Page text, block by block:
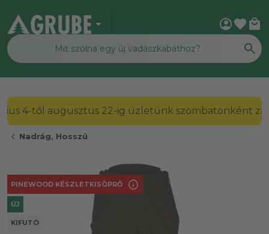
arrow_drop_down account_circlefavorite local_mall
2026. július 4-től augusztus 22-ig üzletünk
chevron_left Nadrág, Hosszú
PINEWOOD KÉSZLETKISÖPRŐ info
ÚJ
KIFUTÓ